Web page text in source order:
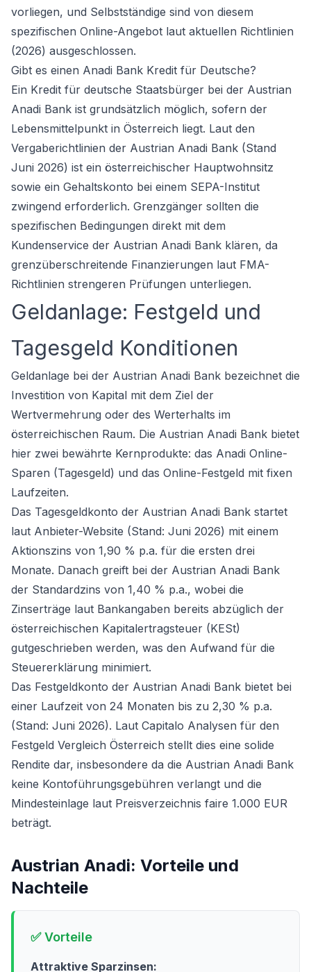
vorliegen, und Selbstständige sind von diesem
spezifischen Online-Angebot laut aktuellen Richtlinien
(2026) ausgeschlossen.
Gibt es einen Anadi Bank Kredit für Deutsche?
Ein Kredit für deutsche Staatsbürger bei der Austrian
Anadi Bank ist grundsätzlich möglich, sofern der
Lebensmittelpunkt in Österreich liegt. Laut den
Vergaberichtlinien der Austrian Anadi Bank (Stand
Juni 2026) ist ein österreichischer Hauptwohnsitz
sowie ein Gehaltskonto bei einem SEPA-Institut
zwingend erforderlich. Grenzgänger sollten die
spezifischen Bedingungen direkt mit dem
Kundenservice der Austrian Anadi Bank klären, da
grenzüberschreitende Finanzierungen laut FMA-
Richtlinien strengeren Prüfungen unterliegen.
Geldanlage: Festgeld und
Tagesgeld Konditionen
Geldanlage bei der Austrian Anadi Bank bezeichnet die
Investition von Kapital mit dem Ziel der
Wertvermehrung oder des Werterhalts im
österreichischen Raum. Die Austrian Anadi Bank bietet
hier zwei bewährte Kernprodukte: das Anadi Online-
Sparen (Tagesgeld) und das Online-Festgeld mit fixen
Laufzeiten.
Das Tagesgeldkonto der Austrian Anadi Bank startet
laut Anbieter-Website (Stand: Juni 2026) mit einem
Aktionszins von 1,90 % p.a. für die ersten drei
Monate. Danach greift bei der Austrian Anadi Bank
der Standardzins von 1,40 % p.a., wobei die
Zinserträge laut Bankangaben bereits abzüglich der
österreichischen Kapitalertragsteuer (KESt)
gutgeschrieben werden, was den Aufwand für die
Steuererklärung minimiert.
Das Festgeldkonto der Austrian Anadi Bank bietet bei
einer Laufzeit von 24 Monaten bis zu 2,30 % p.a.
(Stand: Juni 2026). Laut Capitalo Analysen für den
Festgeld Vergleich Österreich stellt dies eine solide
Rendite dar, insbesondere da die Austrian Anadi Bank
keine Kontoführungsgebühren verlangt und die
Mindesteinlage laut Preisverzeichnis faire 1.000 EUR
beträgt.
Austrian Anadi: Vorteile und
Nachteile
✅ Vorteile
Attraktive Sparzinsen: